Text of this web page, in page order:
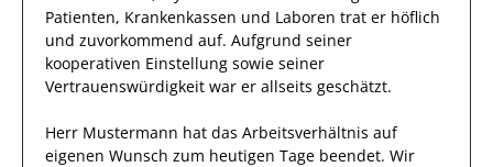
Patienten, Krankenkassen und Laboren trat er höflich
und zuvorkommend auf. Aufgrund seiner
kooperativen Einstellung sowie seiner
Vertrauenswürdigkeit war er allseits geschätzt.
Herr Mustermann hat das Arbeitsverhältnis auf
eigenen Wunsch zum heutigen Tage beendet. Wir